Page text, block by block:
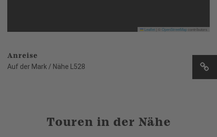
Leaflet OpenStreetMapcontributors
Anreise
Auf der Mark / Nähe L528
Touren in der Nähe